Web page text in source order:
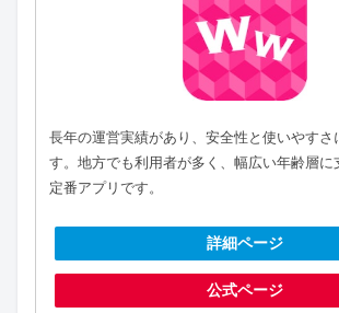
長年の運営実績があり、安全性と使いやすさ
す。地方でも利用者が多く、幅広い年齢層に
定番アプリです。
詳細ページ
公式ページ